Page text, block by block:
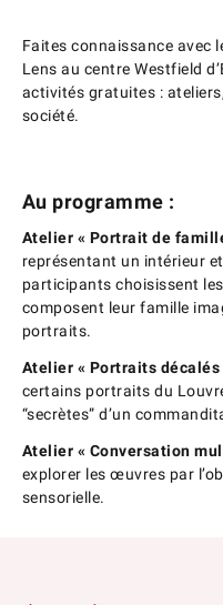
Faites connaissance avec
Lens au centre Westfield
activités gratuites :
société.
Au programme :
Atelier « Portrait de
représentant un intérieur
participants choisissent
composent leur famille
portraits.
Atelier « Portraits décalés
certains portraits du
“secrètes”d’un
Atelier « Conversation
explorer les œuvres par
sensorielle.